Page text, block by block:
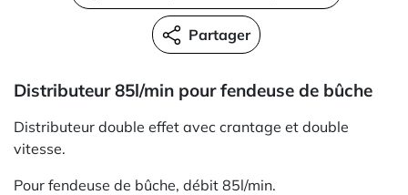
Partager
Distributeur 85l/min pour fendeuse de bûche
Distributeur double effet avec crantage et double
vitesse.
Pour fendeuse de bûche, débit 85l/min.